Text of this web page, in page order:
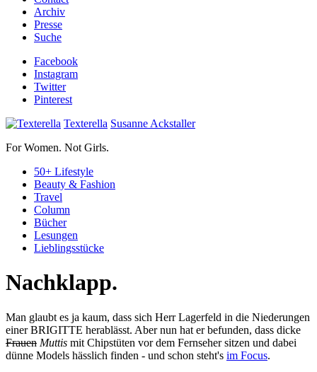
Archiv
Presse
Suche
Facebook
Instagram
Twitter
Pinterest
Texterella Susanne Ackstaller
For Women. Not Girls.
50+ Lifestyle
Beauty & Fashion
Travel
Column
Bücher
Lesungen
Lieblings­stücke
Nachklapp.
Man glaubt es ja kaum, dass sich Herr Lagerfeld in die Niederungen
einer BRIGITTE herablässt. Aber nun hat er befunden, dass dicke
Frauen Muttis mit Chipstüten vor dem Fernseher sitzen und dabei
dünne Models hässlich finden - und schon steht's im Focus.